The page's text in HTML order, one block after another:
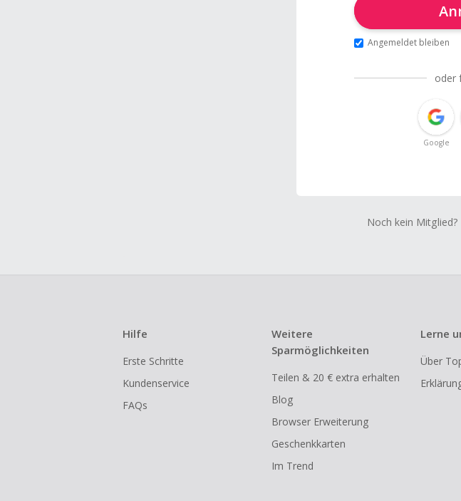
Angemeldet bleiben
oder
Google
Noch kein Mitglied?
Hilfe
Erste Schritte
Kundenservice
FAQs
Weitere
Sparmöglichkeiten
Teilen & 20 € extra erhalten
Blog
Browser Erweiterung
Geschenkkarten
Im Trend
Lerne
Über